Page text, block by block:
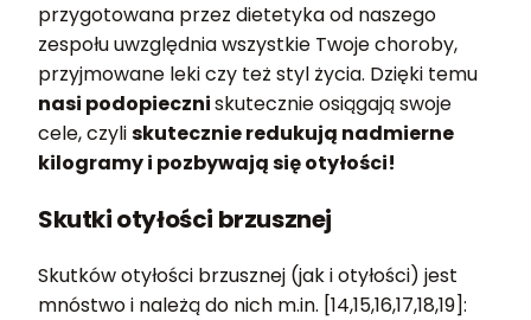
przygotowana przez dietetyka od naszego
zespołu uwzględnia wszystkie Twoje choroby,
przyjmowane leki czy też styl życia. Dzięki temu
nasi podopieczniskutecznie osiągają swoje
cele, czyliskutecznie redukują nadmierne
kilogramy i pozbywają się otyłości!
Skutki otyłości brzusznej
Skutków otyłości brzusznej (jak i otyłości) jest
mnóstwo i należą do nich m.in. [14,15,16,17,18,19]: